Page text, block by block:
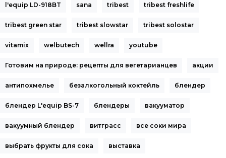
l'equip LD-918BT sana tribest tribest freshlife
tribest green star tribest slowstar tribest solostar
vitamix welbutech wellra youtube
Готовим на природе: рецепты для вегетарианцев акции
антипохмелье безалкогольный коктейль блендер
блендер L'equip BS-7 блендеры вакууматор
вакуумный блендер витграсс все соки мира
выбрать фрукты для сока выставка